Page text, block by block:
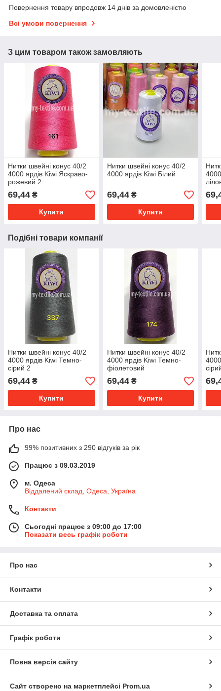
Повернення товару впродовж 14 днів за домовленістю
Всі умови повернення
З цим товаром також замовляють
Нитки швейні конус 40/2
4000 ярдів Kiwi Яскраво-
рожевий 2
69,44 ₴
Купити
Нитки швейні конус 40/2
4000 ярдів Kiwi Білий
69,44₴
Купити
Подібні товари компанії
Нитки швейні конус 40/2
4000 ярдів Kiwi Темно-
сірий 2
69,44 ₴
Купити
Нитки швейні конус 40/2
4000 ярдів Kiwi Темно-
фіолетовий
69,44₴
Купити
Про нас
99% позитивних з 290 відгуків за рік
Працює з 09.03.2019
м. Одеса
Віддалений склад, Одеса, Україна
Контакти
Сьогодні працює з 09:00 до 17:00
Показати весь графік роботи
Про нас
Контакти
Доставка та оплата
Графік роботи
Повна версія сайту
Сайт створено на маркетплейсі Prom.ua